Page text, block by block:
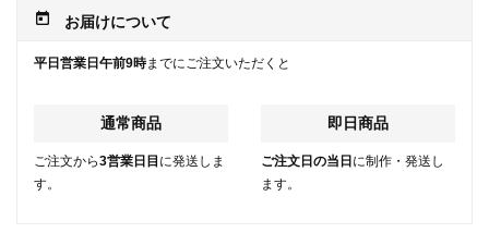
today お届けについて
平日営業日午前9時までにご注文いただくと
通常商品
ご注文から3営業日目 に発送しま
す。
即日商品
ご注文日の当日 に制作・発送し
ます。